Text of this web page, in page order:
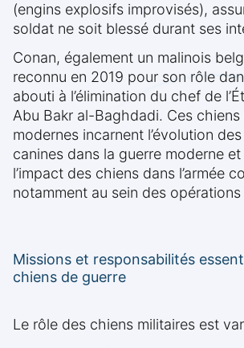
(engins explosifs improvisés),
soldat ne soit blessé durant ses
Conan, également un malinois
reconnu en 2019 pour son rôle
abouti à l’élimination du chef de
Abu Bakr al-Baghdadi. Ces chiens
modernes incarnent l’évolution
canines dans la guerre moderne
l’impact des chiens dans l’armée
notamment au sein des
Missions et responsabilités
chiens de guerre
Le rôle des chiens militaires est